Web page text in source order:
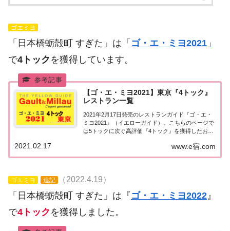
ゴエミヨ
「日本橋蛎殻町 すぎた」は「 ゴ・エ・ミヨ2021 」
で4トック を獲得しています。
【ゴ・エ・ミヨ2021】東京『4トック』
レストラン一覧
2021年2月17日発売のレストランガイド『ゴ・エ・
ミヨ2021』（イエローガイド）。こちらのページで
は5トックに次ぐ高評価『4トック』を獲得したお店
ついて一覧にまとめました。ゴエミヨ2021『4トッ
ク』東京ゴエミヨ2021年度版で4...
www.e宿.com
2021.02.17
ゴエミヨ 追記 （2022.4.19）
「日本橋蛎殻町 すぎた」は『 ゴ・エ・ミヨ2022』
で4トック を獲得しました。